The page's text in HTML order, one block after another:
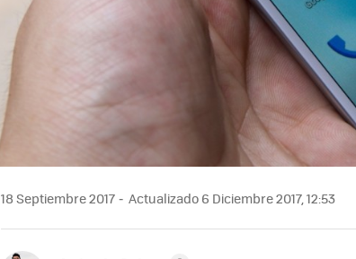
18 Septiembre 2017 Actualizado 6 Diciembre 2017, 12:53